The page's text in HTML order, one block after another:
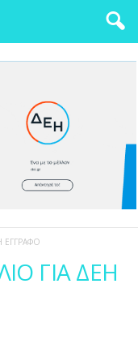
ΕΓΓΡΑΦΟ
ΓΙΑ ΔΕΗ